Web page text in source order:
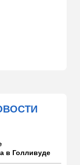
в Голливуде